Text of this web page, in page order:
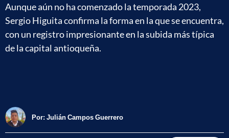
Aunque aún no ha comenzado la temporada 2023,
Sergio Higuita confirma la forma en la que se encuentra,
con un registro impresionante en la subida más típica
de la capital antioqueña.
Por: Julián Campos Guerrero